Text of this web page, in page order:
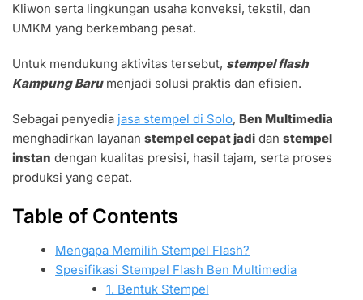
Kliwon serta lingkungan usaha konveksi, tekstil, dan
UMKM yang berkembang pesat.
Untuk mendukung aktivitas tersebut, stempel flash
Kampung Barumenjadi solusi praktis dan efisien.
Sebagai penyedia jasa stempel di Solo, Ben Multimedia
menghadirkan layanan stempel cepat jadi dan stempel
instan dengan kualitas presisi, hasil tajam, serta proses
produksi yang cepat.
Table of Contents
Mengapa Memilih Stempel Flash?
Spesifikasi Stempel Flash Ben Multimedia
1. Bentuk Stempel